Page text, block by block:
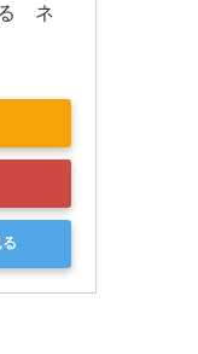
　ネ